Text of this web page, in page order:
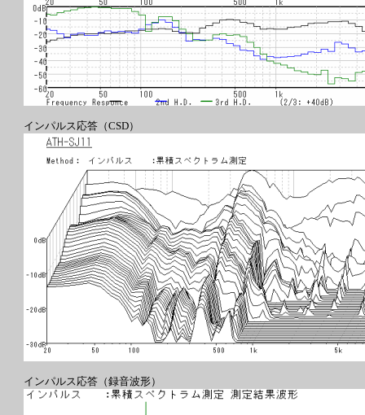
インパルス応答（CSD）
インパルス応答（録音波形）